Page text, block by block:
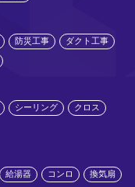
防災工事 ダクト工事
シーリング クロス
給湯器 コンロ 換気扇